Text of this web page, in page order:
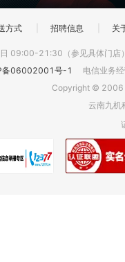
方式 招聘信息 关
09:00-21:30（参见具体门店
备06002001号-1
电信业务
Copyright © 2006
云南九机